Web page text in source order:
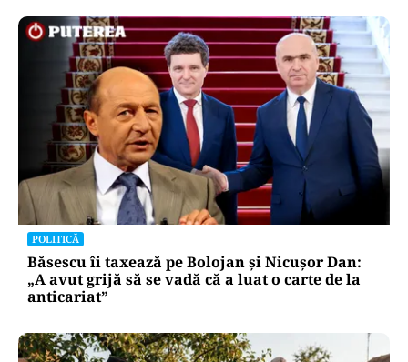
POLITICĂ
Băsescu îi taxează pe Bolojan și Nicușor Dan:
„A avut grijă să se vadă că a luat o carte de la
anticariat”